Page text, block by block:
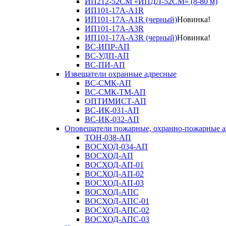
ИП101-17А-A1R
ИП101-17А-A1R (черный)Новинка!
ИП101-17А-A3R
ИП101-17А-A3R (черный)Новинка!
ВС-ИПР-АП
ВС-УДП-АП
ВС-ПИ-АП
Извещатели охранные адресные
ВС-СМК-АП
ВС-СМК-ТМ-АП
ОПТИМИСТ-АП
ВС-ИК-031-АП
ВС-ИК-032-АП
Оповещатели пожарные, охранно-пожарные
ТОН-038-АП
ВОСХОД-034-АП
ВОСХОД-АП
ВОСХОД-АП-01
ВОСХОД-АП-02
ВОСХОД-АП-03
ВОСХОД-АПС
ВОСХОД-АПС-01
ВОСХОД-АПС-02
ВОСХОД-АПС-03